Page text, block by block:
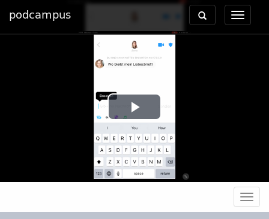
podcampus
Toggle
Toggle
navigation
Play
Video